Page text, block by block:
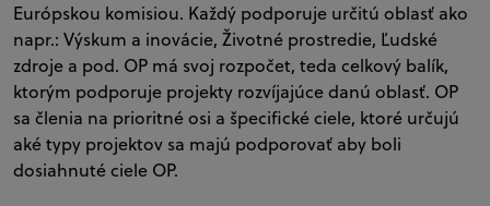
Európskou komisiou. Každý podporuje určitú oblasť ako
napr.: Výskum a inovácie, Životné prostredie, Ľudské
zdroje a pod. OP má svoj rozpočet, teda celkový balík,
ktorým podporuje projekty rozvíjajúce danú oblasť. OP
sa členia na prioritné osi a špecifické ciele, ktoré určujú
aké typy projektov sa majú podporovať aby boli
dosiahnuté ciele OP.